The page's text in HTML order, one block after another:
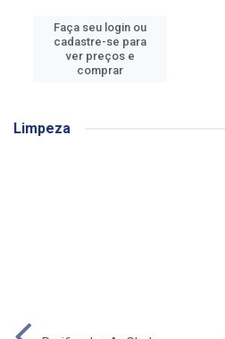
Faça seu login ou
cadastre-se para
ver preços e
comprar
Limpeza